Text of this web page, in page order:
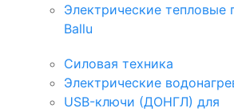
Электрические тепловые
Ballu
Силовая техника
Электрические
USB-ключи (ДОНГЛ) для